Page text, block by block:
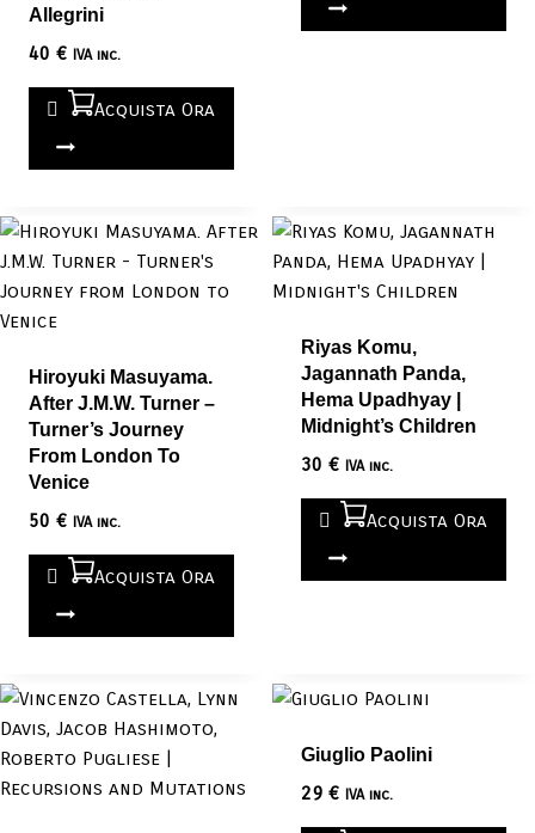
Allegrini
40 € IVA inc.
Acquista Ora
Hiroyuki Masuyama.
After J.M.W. Turner –
Turner’s Journey
From London To
Venice
50 € IVA inc.
Acquista Ora
Riyas Komu,
Jagannath Panda,
Hema Upadhyay |
Midnight’s Children
30 € IVA inc.
Acquista Ora
Giuglio Paolini
29 € IVA inc.